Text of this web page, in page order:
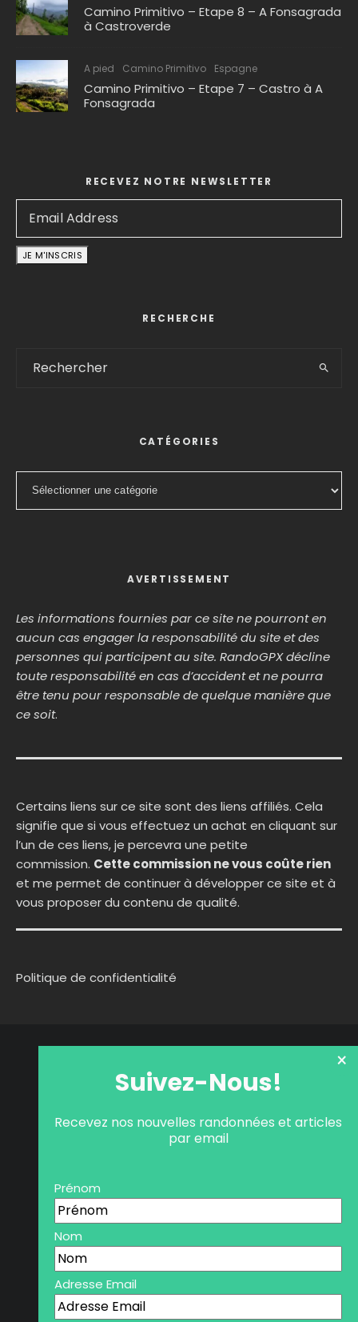
Camino Primitivo – Etape 8 – A Fonsagrada
à Castroverde
A pied Camino Primitivo Espagne
Camino Primitivo – Etape 7 – Castro à A
Fonsagrada
RECEVEZ NOTRE NEWSLETTER
RECHERCHE
CATÉGORIES
AVERTISSEMENT
Les informations fournies par ce site ne pourront en
aucun cas engager la responsabilité du site et des
personnes qui participent au site. RandoGPX décline
toute responsabilité en cas d’accident et ne pourra
être tenu pour responsable de quelque manière que
ce soit.
Certains liens sur ce site sont des liens affiliés. Cela
signifie que si vous effectuez un achat en cliquant sur
l’un de ces liens, je percevra une petite
commission. Cette commission ne vous coûte rien
et me permet de continuer à développer ce site et à
vous proposer du contenu de qualité.
Politique de confidentialité
Suivez-Nous!
Recevez nos nouvelles randonnées et articles
par email
Prénom
Nom
Adresse Email
×